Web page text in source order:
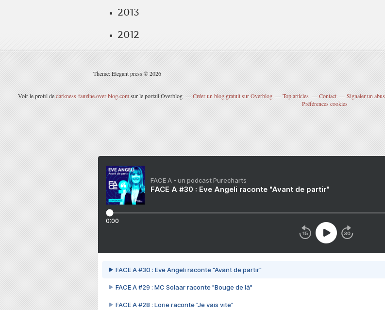
2013
2012
Theme: Elegant press © 2026
Voir le profil dedarkness-fanzine.over-blog.comsur le portail Overblog Créer un blog gratuit sur Overblog Top articles Contact Signaler un abus
Préférences cookies
FACE A - un podcast Purecharts
FACE A #30 : Eve Angeli raconte "Avant de partir"
0:00
FACE A #30 : Eve Angeli raconte "Avant de partir"
FACE A #29 : MC Solaar raconte "Bouge de là"
FACE A #28 : Lorie raconte "Je vais vite"